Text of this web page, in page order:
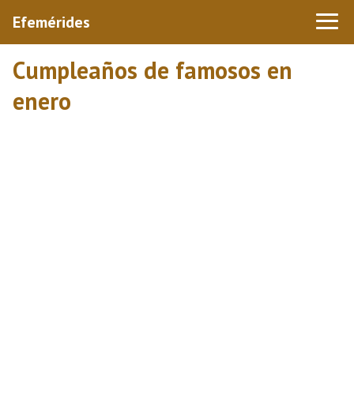
Efemérides
Cumpleaños de famosos en
enero